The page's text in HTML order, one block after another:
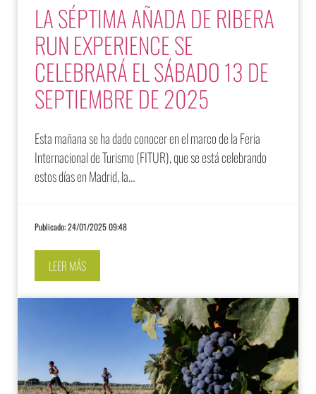
LA SÉPTIMA AÑADA DE RIBERA
RUN EXPERIENCE SE
CELEBRARÁ EL SÁBADO 13 DE
SEPTIEMBRE DE 2025
Esta mañana se ha dado conocer en el marco de la Feria
Internacional de Turismo (FITUR), que se está celebrando
estos días en Madrid, la…
Publicado: 24/01/2025 09:48
LEER MÁS